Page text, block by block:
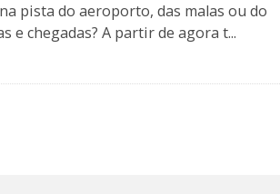
pista do aeroporto, das malas ou do
e chegadas? A partir de agora t...